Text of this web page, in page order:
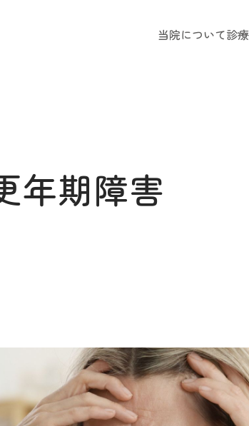
当院について診
年期障害